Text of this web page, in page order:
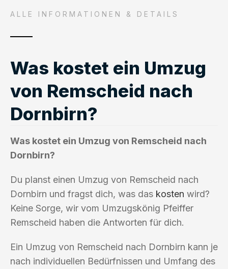
ALLE INFORMATIONEN & DETAILS
Was kostet ein Umzug
von Remscheid nach
Dornbirn?
Was kostet ein Umzug von Remscheid nach
Dornbirn?
Du planst einen Umzug von Remscheid nach
Dornbirn und fragst dich, was das kosten wird?
Keine Sorge, wir vom Umzugskönig Pfeiffer
Remscheid haben die Antworten für dich.
Ein Umzug von Remscheid nach Dornbirn kann je
nach individuellen Bedürfnissen und Umfang des